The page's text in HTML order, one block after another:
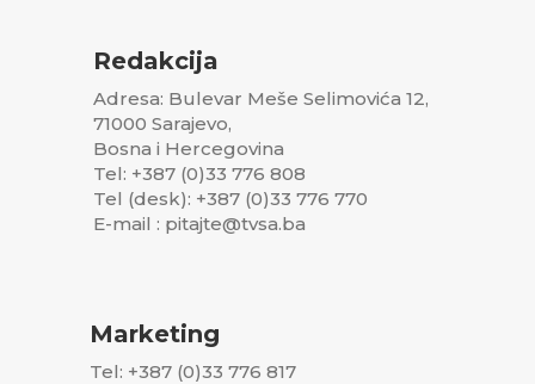
Redakcija
Adresa: Bulevar Meše Selimovića 12,
71000 Sarajevo,
Bosna i Hercegovina
Tel: +387 (0)33 776 808
Tel (desk): +387 (0)33 776 770
E-mail : pitajte@tvsa.ba
Marketing
Tel: +387 (0)33 776 817